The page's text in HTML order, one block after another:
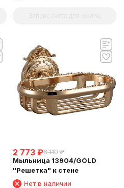
2 773 ₽6 110 ₽
Мыльница 13904/GOLD
"Решетка" к стене
Нет в наличии